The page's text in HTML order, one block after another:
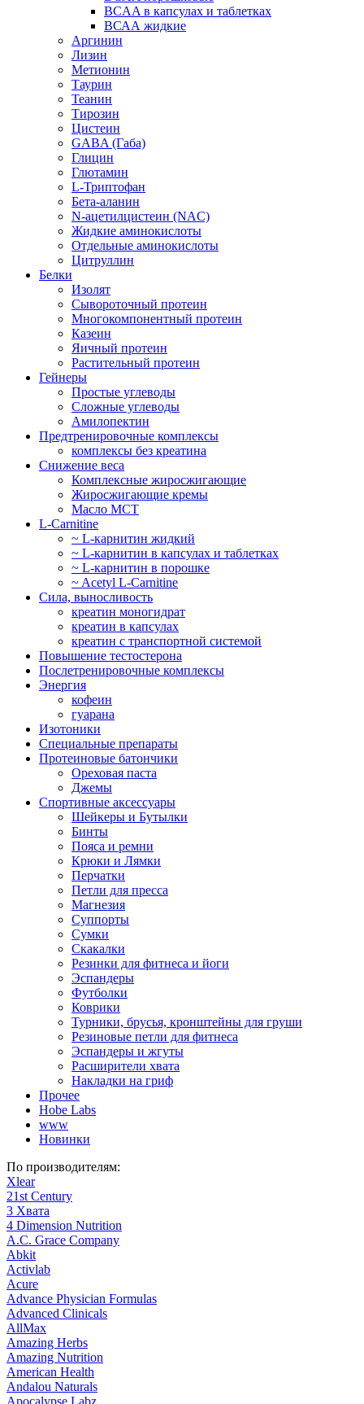
BCAA в капсулах и таблетках
ВСАА жидкие
Аргинин
Лизин
Метионин
Таурин
Теанин
Тирозин
Цистеин
GABA (Габа)
Глицин
Глютамин
L-Триптофан
Бета-аланин
N-ацетилцистеин (NAC)
Жидкие аминокислоты
Отдельные аминокислоты
Цитруллин
Белки
Изолят
Сывороточный протеин
Многокомпонентный протеин
Казеин
Яичный протеин
Растительный протеин
Гейнеры
Простые углеводы
Сложные углеводы
Амилопектин
Предтренировочные комплексы
комплексы без креатина
Снижение веса
Комплексные жиросжигающие
Жиросжигающие кремы
Масло МСТ
L-Carnitine
~ L-карнитин жидкий
~ L-карнитин в капсулах и таблетках
~ L-карнитин в порошке
~ Acetyl L-Carnitine
Сила, выносливость
креатин моногидрат
креатин в капсулах
креатин с транспортной системой
Повышение тестостерона
Послетренировочные комплексы
Энергия
кофеин
гуарана
Изотоники
Специальные препараты
Протеиновые батончики
Ореховая паста
Джемы
Спортивные аксессуары
Шейкеры и Бутылки
Бинты
Пояса и ремни
Крюки и Лямки
Перчатки
Петли для пресса
Магнезия
Суппорты
Сумки
Скакалки
Резинки для фитнеса и йоги
Эспандеры
Футболки
Коврики
Турники, брусья, кронштейны для груши
Резиновые петли для фитнеса
Эспандеры и жгуты
Расширители хвата
Накладки на гриф
Прочее
Hobe Labs
www
Новинки
По производителям:
Xlear
21st Century
3 Хвата
4 Dimension Nutrition
A.C. Grace Company
Abkit
Activlab
Acure
Advance Physician Formulas
Advanced Clinicals
AllMax
Amazing Herbs
Amazing Nutrition
American Health
Andalou Naturals
Apocalypse Labz